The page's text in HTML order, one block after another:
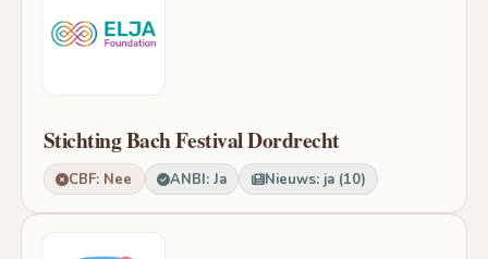
Stichting Bach Festival Dordrecht
CBF: Nee ANBI: Ja Nieuws: ja (10)